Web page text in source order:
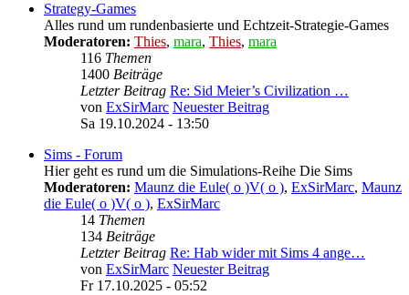
Strategy-Games
Alles rund um rundenbasierte und Echtzeit-Strategie-Games
Moderatoren: Thies, mara, Thies, mara
116 Themen
1400 Beiträge
Letzter Beitrag Re: Sid Meier’s Civilization …
von ExSirMarc Neuester Beitrag
Sa 19.10.2024 - 13:50
Sims - Forum
Hier geht es rund um die Simulations-Reihe Die Sims
Moderatoren: Maunz die Eule( o )V( o ), ExSirMarc, Maunz
die Eule( o )V( o ), ExSirMarc
14 Themen
134 Beiträge
Letzter Beitrag Re: Hab wider mit Sims 4 ange…
von ExSirMarc Neuester Beitrag
Fr 17.10.2025 - 05:52